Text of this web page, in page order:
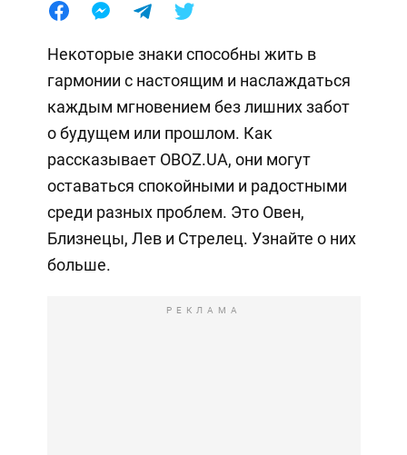
Некоторые знаки способны жить в
гармонии с настоящим и наслаждаться
каждым мгновением без лишних забот
о будущем или прошлом. Как
рассказывает OBOZ.UA, они могут
оставаться спокойными и радостными
среди разных проблем. Это Овен,
Близнецы, Лев и Стрелец. Узнайте о них
больше.
РЕКЛАМА